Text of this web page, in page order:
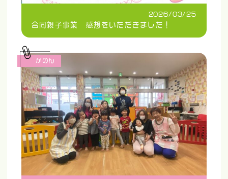
2026/03/25
合同親子事業 感想をいただきました！
かのん